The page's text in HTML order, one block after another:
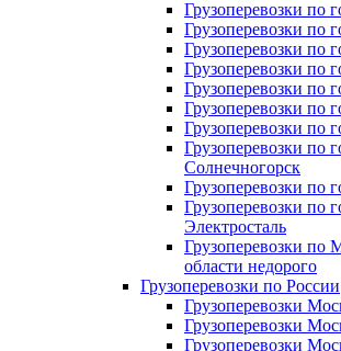
Грузоперевозки по
Грузоперевозки по
Грузоперевозки по
Грузоперевозки по
Грузоперевозки по
Грузоперевозки по
Грузоперевозки по
Грузоперевозки по
Солнечногорск
Грузоперевозки по
Грузоперевозки по
Электросталь
Грузоперевозки по
области недорого
Грузоперевозки по России
Грузоперевозки
Грузоперевозки
Грузоперевозки